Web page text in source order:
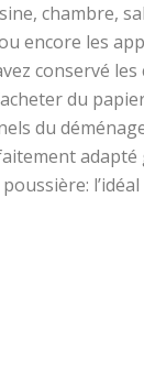
chambre,
encore les
conservé
du
du